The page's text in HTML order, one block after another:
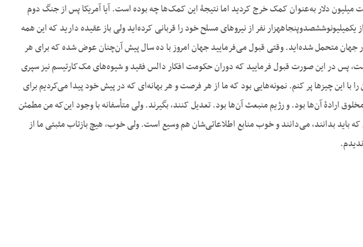
دلار به‌عنوان کمک خرج کردید اما نتیجۀ این کمک‌ها چه بوده است. آیا آمریکا پس از جنگ دوم
جهانی در افکار مردم مقبولیت داشته است یا امروز؟ شما در دوران صلح بیش از یک‎میلیون‎وششصدوپنجاه‎هزار نفر از نیروهای مسلح خود را قربانی کرده‌اید ولی باز عقیده دارید که این همه
جهان متحمل شده‌اید. وقتی قبول می‌فرمایید جهان امروز با ده سال پیش آن‌چنان عوض شده که برای هر
پس در این صورت قبول فرمایید که دوران حکومت افکار دالس فقید و شیوه‌های مک‌کارتیسم نیز سپری
با این چیزها پر کنم. نمونه‌هایی بود که ما از هر فرصت و هر بهانه‌ای که در پیش خود پیدا می‌کردیم برای
ارادۀ آن‌ها بود. و رژیم منبعث آن‌ها بود. تعدیل کنند، بگیرند. ولی متأسفانه با وجود این‌که من مطمئن
باید بدانند، می‌دانند و خوب منابع اطلاعاتی‌شان هم وسیع است. ولی خوب، هیچ بازتاب مثبتی ما از